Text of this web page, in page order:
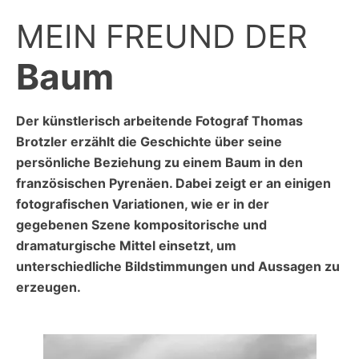
MEIN FREUND DER
Baum
Der künstlerisch arbeitende Fotograf Thomas
Brotzler erzählt die Geschichte über seine
persönliche Beziehung zu einem Baum in den
französischen Pyrenäen. Dabei zeigt er an einigen
fotografischen Variationen, wie er in der
gegebenen Szene kompositorische und
dramaturgische Mittel einsetzt, um
unterschiedliche Bildstimmungen und Aussagen zu
erzeugen.